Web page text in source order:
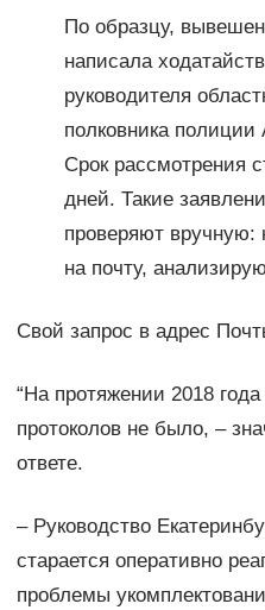
По образцу,
написала
руководителя
полковника полиции
Срок рассмотрения
дней. Такие
проверяют вручную:
на почту,
Свой запрос в адрес
“На протяжении 2018
протоколов не было, –
ответе.
– Руководство
старается оперативно
проблемы